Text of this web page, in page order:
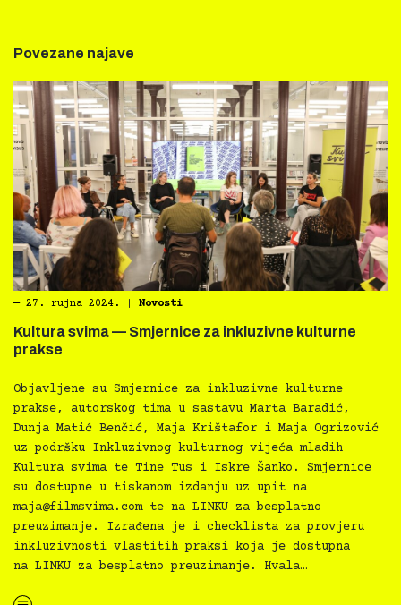
Povezane najave
― 27. rujna 2024. Novosti
Kultura svima — Smjernice za inkluzivne kulturne
prakse
Objavljene su Smjernice za inkluzivne kulturne
prakse, autorskog tima u sastavu Marta Baradić,
Dunja Matić Benčić, Maja Krištafor i Maja Ogrizović
uz podršku Inkluzivnog kulturnog vijeća mladih
Kultura svima te Tine Tus i Iskre Šanko. Smjernice
su dostupne u tiskanom izdanju uz upit na
maja@filmsvima.comte na LINKU za besplatno
preuzimanje. Izrađena je i checklista za provjeru
inkluzivnosti vlastitih praksi koja je dostupna
na LINKU za besplatno preuzimanje. Hvala…